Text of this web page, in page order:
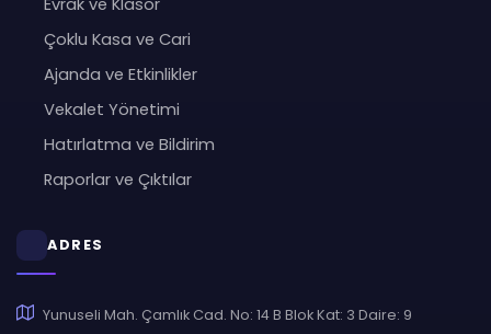
Evrak ve Klasör
Çoklu Kasa ve Cari
Ajanda ve Etkinlikler
Vekalet Yönetimi
Hatırlatma ve Bildirim
Raporlar ve Çıktılar
ADRES
Yunuseli Mah. Çamlık Cad. No: 14 B Blok Kat: 3 Daire: 9